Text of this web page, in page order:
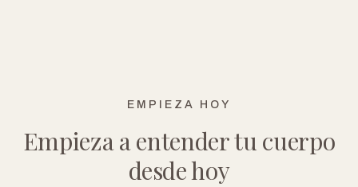
EMPIEZA HOY
Empieza a entender tu cuerpo
desde hoy